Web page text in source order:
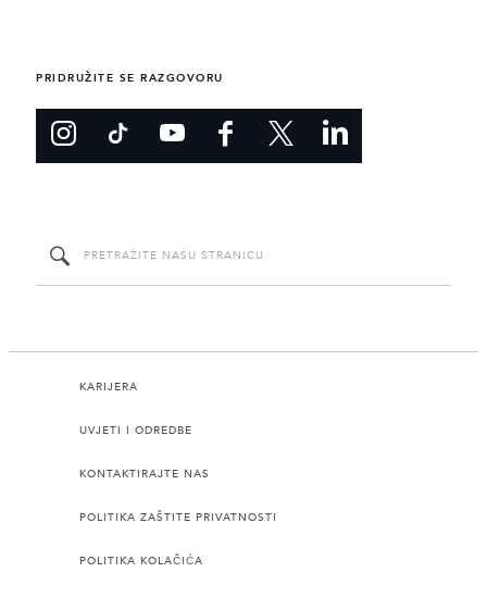
PRIDRUŽITE SE RAZGOVORU
KARIJERA
UVJETI I ODREDBE
KONTAKTIRAJTE NAS
POLITIKA ZAŠTITE PRIVATNOSTI
POLITIKA KOLAČIĆA